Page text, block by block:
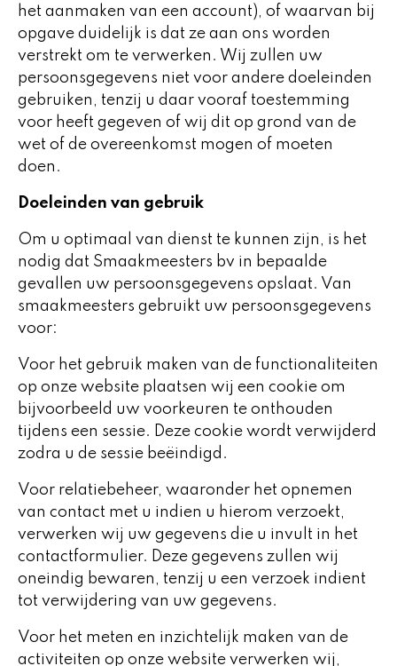
het aanmaken van een account), of waarvan bij
opgave duidelijk is dat ze aan ons worden
verstrekt om te verwerken. Wij zullen uw
persoonsgegevens niet voor andere doeleinden
gebruiken, tenzij u daar vooraf toestemming
voor heeft gegeven of wij dit op grond van de
wet of de overeenkomst mogen of moeten
doen.
Doeleinden van gebruik
Om u optimaal van dienst te kunnen zijn, is het
nodig dat Smaakmeesters bv in bepaalde
gevallen uw persoonsgegevens opslaat. Van
smaakmeesters gebruikt uw persoonsgegevens
voor:
Voor het gebruik maken van de functionaliteiten
op onze website plaatsen wij een cookie om
bijvoorbeeld uw voorkeuren te onthouden
tijdens een sessie. Deze cookie wordt verwijderd
zodra u de sessie beëindigd.
Voor relatiebeheer, waaronder het opnemen
van contact met u indien u hierom verzoekt,
verwerken wij uw gegevens die u invult in het
contactformulier. Deze gegevens zullen wij
oneindig bewaren, tenzij u een verzoek indient
tot verwijdering van uw gegevens.
Voor het meten en inzichtelijk maken van de
activiteiten op onze website verwerken wij,